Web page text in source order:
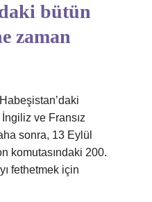
bütün
zaman
ve Fransız
sonra, 13 Eylül
komutasındaki 200.
fethetmek için